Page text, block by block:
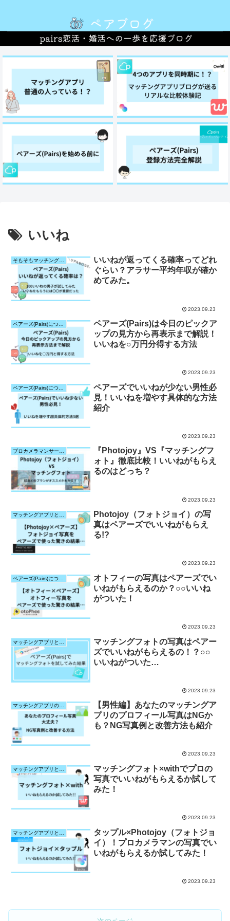
いいね
そもそもマッチングアプリって？
いいねが返ってくる確率ってどれ
ぐらい？アラサー平均年収が確か
めてみた。
2023.09.23
ペアーズ(Pairs)は今日のピックア
ップの見方から再表示まで解説！
いいねを○万円分得する方法
2023.09.23
ペアーズでいいねが少ない男性必
見！いいねを増やす具体的な方法
紹介
2023.09.23
プロカメラマンサービス比較
『Photojoy』VS『マッチングフ
ォト』徹底比較！いいねがもらえ
るのはどっち？
2023.09.23
Photojoy（フォトジョイ）の写
真はペアーズでいいねがもらえ
る!?
2023.09.23
オトフィーの写真はペアーズでい
いねがもらえるのか？○○いいね
がついた！
2023.09.23
マッチングフォトの写真はペアー
ズでいいねがもらえるの！？○○
いいねがついた…
2023.09.23
マッチングアプリのプロフィール写真について
【男性編】あなたのマッチングア
プリのプロフィール写真はNGか
も？NG写真例と改善方法も紹介
2023.09.23
マッチングフォト×withでプロの
写真でいいねがもらえるか試して
みた！
2023.09.23
タップル×Photojoy（フォトジョ
イ）！プロカメラマンの写真でい
いねがもらえるか試してみた！
2023.09.23